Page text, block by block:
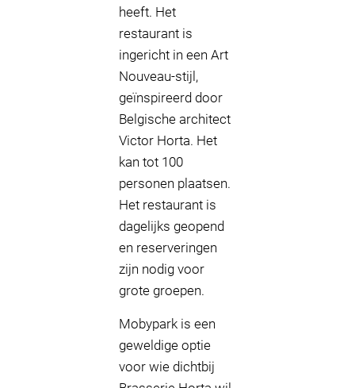
heeft. Het
restaurant is
ingericht in een Art
Nouveau-stijl,
geïnspireerd door
Belgische architect
Victor Horta. Het
kan tot 100
personen plaatsen.
Het restaurant is
dagelijks geopend
en reserveringen
zijn nodig voor
grote groepen.
Mobypark is een
geweldige optie
voor wie dichtbij